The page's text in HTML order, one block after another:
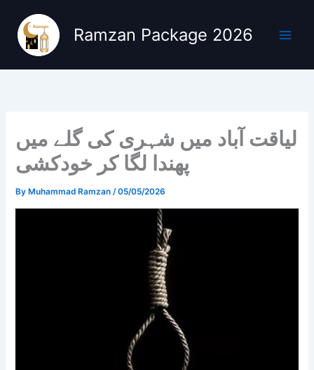
content
Ramzan Package 2026
لیاقت آباد میں شہری کی گلے میں
پھندا لگا کر خودکشی
By Muhammad Ramzan/05/05/2026